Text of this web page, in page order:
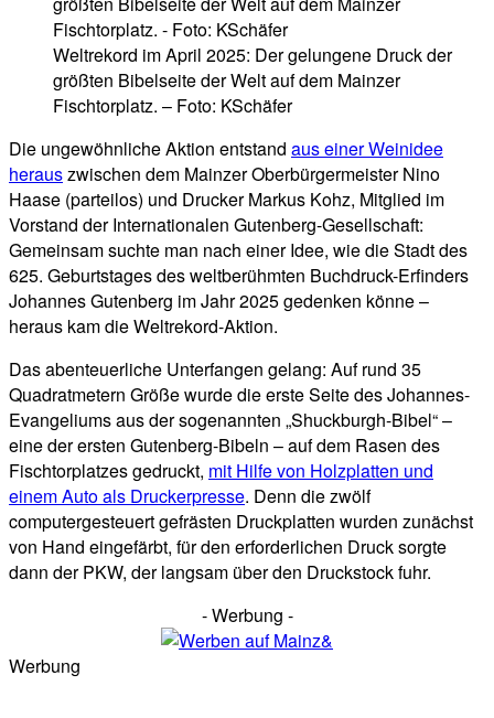
Weltrekord im April 2025: Der gelungene Druck der
größten Bibelseite der Welt auf dem Mainzer
Fischtorplatz. – Foto: KSchäfer
Die ungewöhnliche Aktion entstand aus einer Weinidee
herauszwischen dem Mainzer Oberbürgermeister Nino
Haase (parteilos) und Drucker Markus Kohz, Mitglied im
Vorstand der Internationalen Gutenberg-Gesellschaft:
Gemeinsam suchte man nach einer Idee, wie die Stadt des
625. Geburtstages des weltberühmten Buchdruck-Erfinders
Johannes Gutenberg im Jahr 2025 gedenken könne –
heraus kam die Weltrekord-Aktion.
Das abenteuerliche Unterfangen gelang: Auf rund 35
Quadratmetern Größe wurde die erste Seite des Johannes-
Evangeliums aus der sogenannten „Shuckburgh-Bibel“ –
eine der ersten Gutenberg-Bibeln – auf dem Rasen des
Fischtorplatzes gedruckt, mit Hilfe von Holzplatten und
einem Auto als Druckerpresse. Denn die zwölf
computergesteuert gefrästen Druckplatten wurden zunächst
von Hand eingefärbt, für den erforderlichen Druck sorgte
dann der PKW, der langsam über den Druckstock fuhr.
- Werbung -
Werbung